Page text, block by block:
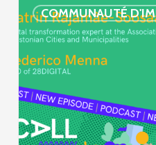
COMMUNAUTÉ
Simone »
épisode
:
villes
et
numérisation